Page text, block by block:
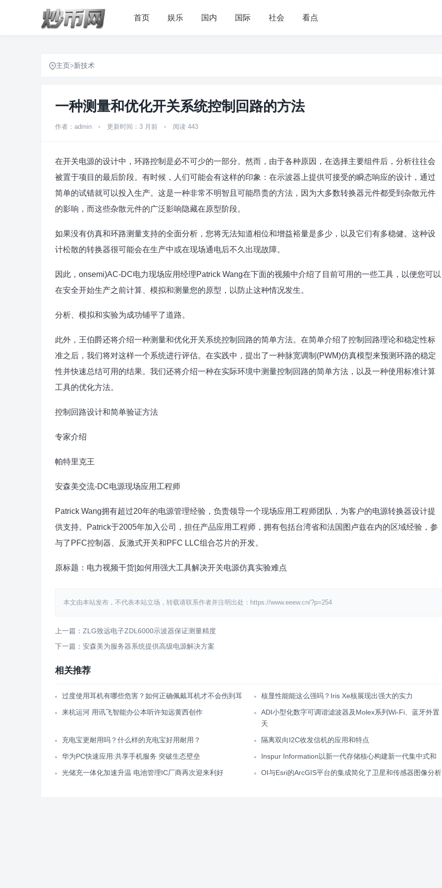
首页 娱乐 国内 国际 社会 看点
主页>新技术
一种测量和优化开关系统控制回路的方法
作者：admin • 更新时间：3 月前 • 阅读 443
在开关电源的设计中，环路控制是必不可少的一部分。然而，由于各种原因，在选择主要组件后，分析往往会
被置于项目的最后阶段。有时候，人们可能会有这样的印象：在示波器上提供可接受的瞬态响应的设计，通过
简单的试错就可以投入生产。这是一种非常不明智且可能昂贵的方法，因为大多数转换器元件都受到杂散元件
的影响，而这些杂散元件的广泛影响隐藏在原型阶段。
如果没有仿真和环路测量支持的全面分析，您将无法知道相位和增益裕量是多少，以及它们有多稳健。这种设
计松散的转换器很可能会在生产中或在现场通电后不久出现故障。
因此，onsemi)AC-DC电力现场应用经理Patrick Wang在下面的视频中介绍了目前可用的一些工具，以便您可以
在安全开始生产之前计算、模拟和测量您的原型，以防止这种情况发生。
分析、模拟和实验为成功铺平了道路。
此外，王伯爵还将介绍一种测量和优化开关系统控制回路的简单方法。在简单介绍了控制回路理论和稳定性标
准之后，我们将对这样一个系统进行评估。在实践中，提出了一种脉宽调制(PWM)仿真模型来预测环路的稳定
性并快速总结可用的结果。我们还将介绍一种在实际环境中测量控制回路的简单方法，以及一种使用标准计算
工具的优化方法。
控制回路设计和简单验证方法
专家介绍
帕特里克王
安森美交流-DC电源现场应用工程师
Patrick Wang拥有超过20年的电源管理经验，负责领导一个现场应用工程师团队，为客户的电源转换器设计提
供支持。Patrick于2005年加入公司，担任产品应用工程师，拥有包括台湾省和法国图卢兹在内的区域经验，参
与了PFC控制器、反激式开关和PFC LLC组合芯片的开发。
原标题：电力视频干货|如何用强大工具解决开关电源仿真实验难点
本文由本站发布，不代表本站立场，转载请联系作者并注明出处：https://www.eeew.cn/?p=254
上一篇：ZLG致远电子ZDL6000示波器保证测量精度
下一篇：安森美为服务器系统提供高级电源解决方案
相关推荐
过度使用耳机有哪些危害？如何正确佩戴耳机才不会伤到耳 核显性能能这么强吗？Iris Xe核展现出强大的实力
来杭运河 用讯飞智能办公本听许知远黄西创作
ADI小型化数字可调谐滤波器及Molex系列Wi-Fi、蓝牙外置
天
充电宝更耐用吗？什么样的充电宝好用耐用？ 隔离双向I2C收发信机的应用和特点
华为PC快速应用:共享手机服务 突破生态壁垒 Inspur Information以新一代存储核心构建新一代集中式和
光储充一体化加速升温 电池管理IC厂商再次迎来利好 OI与Esri的ArcGIS平台的集成简化了卫星和传感器图像分析